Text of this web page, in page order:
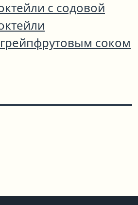
с содовой
соком